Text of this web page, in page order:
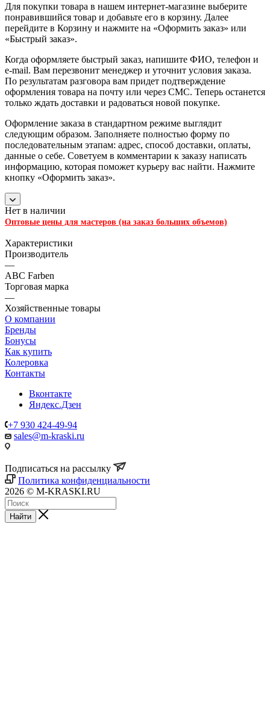
Для покупки товара в нашем интернет-магазине выберите
понравившийся товар и добавьте его в корзину. Далее
перейдите в Корзину и нажмите на «Оформить заказ» или
«Быстрый заказ».
Когда оформляете быстрый заказ, напишите ФИО, телефон и
e-mail. Вам перезвонит менеджер и уточнит условия заказа.
По результатам разговора вам придет подтверждение
оформления товара на почту или через СМС. Теперь останется
только ждать доставки и радоваться новой покупке.
Оформление заказа в стандартном режиме выглядит
следующим образом. Заполняете полностью форму по
последовательным этапам: адрес, способ доставки, оплаты,
данные о себе. Советуем в комментарии к заказу написать
информацию, которая поможет курьеру вас найти. Нажмите
кнопку «Оформить заказ».
Нет в наличии
Оптовые цены для мастеров (на заказ больших объемов)
Характеристики
Производитель
—
ABC Farben
Торговая марка
—
Хозяйственные товары
О компании
Бренды
Бонусы
Как купить
Колеровка
Контакты
Вконтакте
Яндекс.Дзен
+7 930 424-49-94
sales@m-kraski.ru
Подписаться на рассылку
Политика конфиденциальности
2026 © M-KRASKI.RU
Найти